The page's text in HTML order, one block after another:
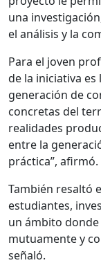
una
el análisis y la
Para el joven
de la iniciativa
generación de
concretas del
realidades
entre la
práctica”, afirmó.
También resaltó
estudiantes,
un ámbito
mutuamente y
señaló.